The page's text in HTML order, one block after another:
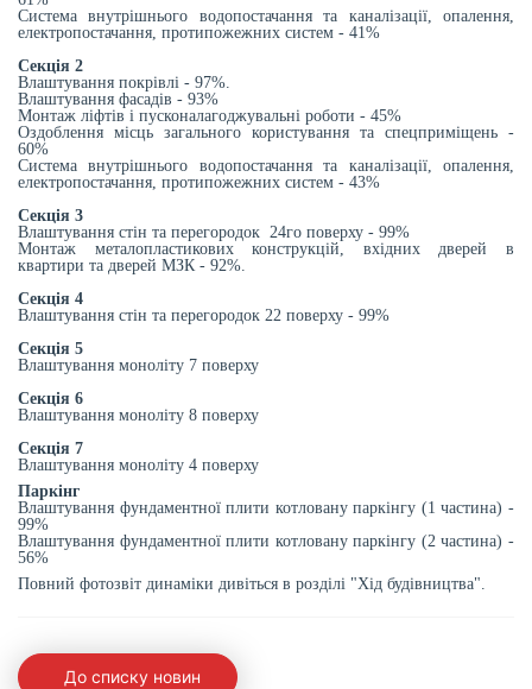
Система внутрішнього водопостачання та каналізації, опалення,
електропостачання, протипожежних систем - 41%
Секція 2
Влаштування покрівлі - 97%.
Влаштування фасадів - 93%
Монтаж ліфтів і пусконалагоджувальні роботи - 45%
Оздоблення місць загального користування та спецприміщень -
60%
Система внутрішнього водопостачання та каналізації, опалення,
електропостачання, протипожежних систем - 43%
Секція 3
Влаштування стін та перегородок 24го поверху - 99%
Монтаж металопластикових конструкцій, вхідних дверей в
квартири та дверей МЗК - 92%.
Секція 4
Влаштування стін та перегородок 22 поверху - 99%
Секція 5
Влаштування моноліту 7 поверху
Секція 6
Влаштування моноліту 8 поверху
Секція 7
Влаштування моноліту 4 поверху
Паркінг
Влаштування фундаментної плити котловану паркінгу (1 частина) -
99%
Влаштування фундаментної плити котловану паркінгу (2 частина) -
56%
Повний фотозвіт динаміки дивіться в розділі "Хід будівництва".
До списку новин